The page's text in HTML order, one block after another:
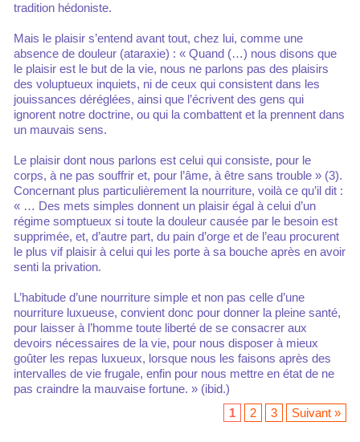
tradition hédoniste.
Mais le plaisir s’entend avant tout, chez lui, comme une
absence de douleur (ataraxie) : « Quand (…) nous disons que
le plaisir est le but de la vie, nous ne parlons pas des plaisirs
des voluptueux inquiets, ni de ceux qui consistent dans les
jouissances déréglées, ainsi que l’écrivent des gens qui
ignorent notre doctrine, ou qui la combattent et la prennent dans
un mauvais sens.
Le plaisir dont nous parlons est celui qui consiste, pour le
corps, à ne pas souffrir et, pour l’âme, à être sans trouble » (3).
Concernant plus particulièrement la nourriture, voilà ce qu’il dit :
« … Des mets simples donnent un plaisir égal à celui d’un
régime somptueux si toute la douleur causée par le besoin est
supprimée, et, d’autre part, du pain d’orge et de l’eau procurent
le plus vif plaisir à celui qui les porte à sa bouche après en avoir
senti la privation.
L’habitude d’une nourriture simple et non pas celle d’une
nourriture luxueuse, convient donc pour donner la pleine santé,
pour laisser à l’homme toute liberté de se consacrer aux
devoirs nécessaires de la vie, pour nous disposer à mieux
goûter les repas luxueux, lorsque nous les faisons après des
intervalles de vie frugale, enfin pour nous mettre en état de ne
pas craindre la mauvaise fortune. » (ibid.)
1
2 3 Suivant »